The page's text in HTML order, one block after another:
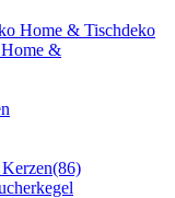
Home & Tischdeko
Home &
(86)